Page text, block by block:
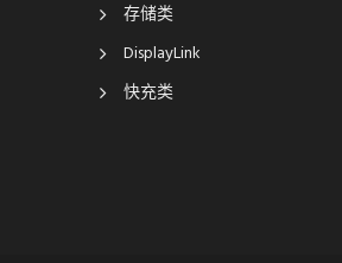
存储类
DisplayLink
快充类